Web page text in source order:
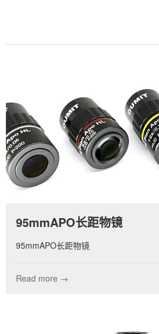
95mmAPO长距物镜
95mmAPO长距物镜
Read more →